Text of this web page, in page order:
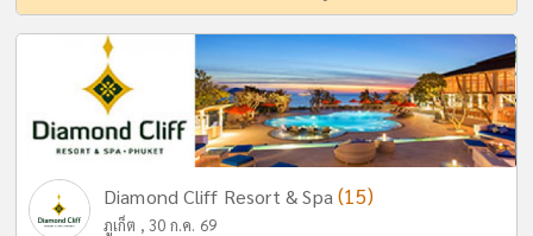
Diamond Cliff Resort & Spa(15)
ภูเก็ต , 30 ก.ค. 69